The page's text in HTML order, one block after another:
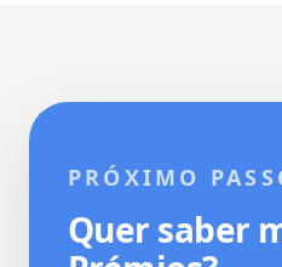
PRÓXIMO
Quer saber